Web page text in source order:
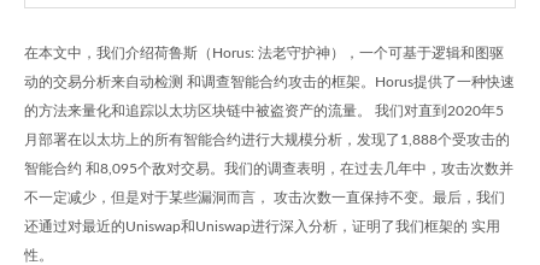
在本文中，我们介绍荷鲁斯（Horus: 法老守护神），一个可基于逻辑和图驱
动的交易分析来自动检测 和调查智能合约攻击的框架。Horus提供了一种快速
的方法来量化和追踪以太坊区块链中被盗资产的流量。 我们对直到2020年5
月部署在以太坊上的所有智能合约进行大规模分析，发现了1,888个受攻击的
智能合约 和8,095个敌对交易。我们的调查表明，在过去几年中，攻击次数并
不一定减少，但是对于某些漏洞而言， 攻击次数一直保持不变。最后，我们
还通过对最近的Uniswap和Uniswap进行深入分析，证明了我们框架的 实用
性。